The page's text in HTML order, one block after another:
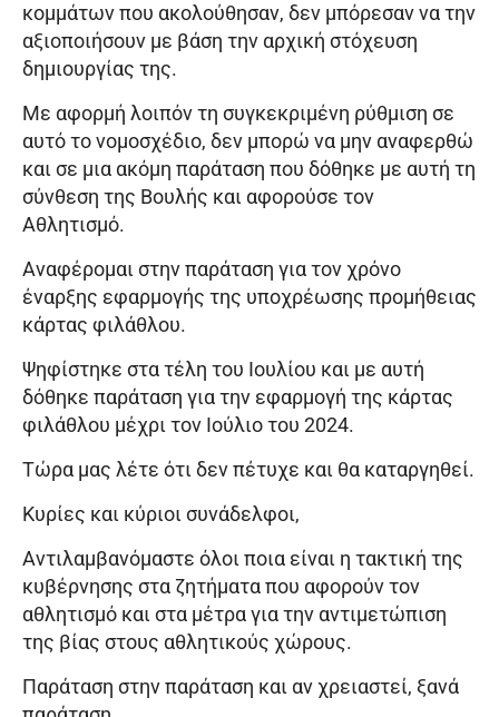
κομμάτων που ακολούθησαν, δεν μπόρεσαν να την
αξιοποιήσουν με βάση την αρχική στόχευση
δημιουργίας της.
Με αφορμή λοιπόν τη συγκεκριμένη ρύθμιση σε
αυτό το νομοσχέδιο, δεν μπορώ να μην αναφερθώ
και σε μια ακόμη παράταση που δόθηκε με αυτή τη
σύνθεση της Βουλής και αφορούσε τον
Αθλητισμό.
Αναφέρομαι στην παράταση για τον χρόνο
έναρξης εφαρμογής της υποχρέωσης προμήθειας
κάρτας φιλάθλου.
Ψηφίστηκε στα τέλη του Ιουλίου και με αυτή
δόθηκε παράταση για την εφαρμογή της κάρτας
φιλάθλου μέχρι τον Ιούλιο του 2024.
Τώρα μας λέτε ότι δεν πέτυχε και θα καταργηθεί.
Κυρίες και κύριοι συνάδελφοι,
Αντιλαμβανόμαστε όλοι ποια είναι η τακτική της
κυβέρνησης στα ζητήματα που αφορούν τον
αθλητισμό και στα μέτρα για την αντιμετώπιση
της βίας στους αθλητικούς χώρους.
Παράταση στην παράταση και αν χρειαστεί, ξανά